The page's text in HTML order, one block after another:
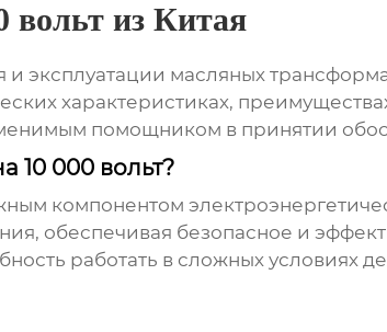
вольт из Китая
и эксплуатации масляных
характеристиках,
помощником в принятии
000 вольт?
компонентом
обеспечивая безопасное и
работать в сложных условиях